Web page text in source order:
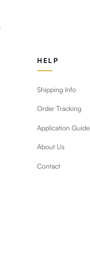
HELP
Shipping Info
Order Tracking
Application Guide
About Us
Contact